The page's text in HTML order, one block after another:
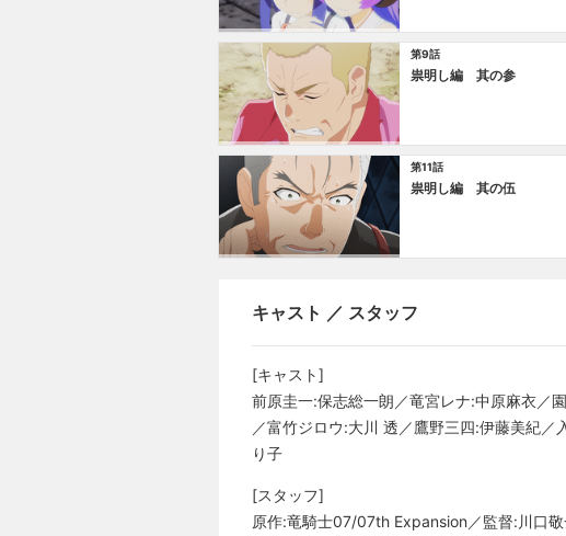
第9話
祟明し編 其の参
第11話
祟明し編 其の伍
キャスト ／ スタッフ
[キャスト]
前原圭一:保志総一朗／竜宮レナ:中原麻衣／
／富竹ジロウ:大川 透／鷹野三四:伊藤美紀
り子
[スタッフ]
原作:竜騎士07/07th Expansion／監督:川口